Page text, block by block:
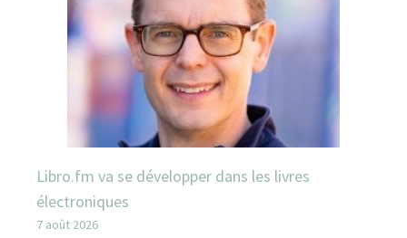
Libro.fm va se développer dans les livres
électroniques
7 août 2026